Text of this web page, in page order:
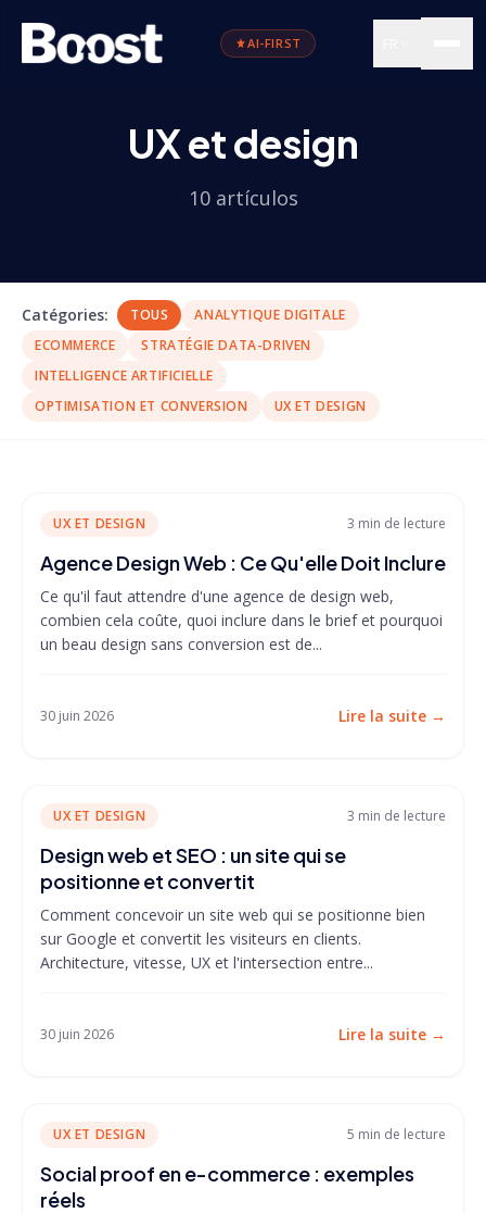
AI-FIRST
UX et design
10 artículos
Catégories: TOUS
ANALYTIQUE DIGITALE
ECOMMERCE
STRATÉGIE DATA-DRIVEN
INTELLIGENCE ARTIFICIELLE
OPTIMISATION ET CONVERSION
UX ET DESIGN
UX ET DESIGN 3 min de lecture
Agence Design Web : Ce Qu'elle Doit Inclure
Ce qu'il faut attendre d'une agence de design web,
combien cela coûte, quoi inclure dans le brief et pourquoi
un beau design sans conversion est de...
30 juin 2026 Lire la suite →
UX ET DESIGN 3 min de lecture
Design web et SEO : un site qui se
positionne et convertit
Comment concevoir un site web qui se positionne bien
sur Google et convertit les visiteurs en clients.
Architecture, vitesse, UX et l'intersection entre...
30 juin 2026 Lire la suite →
UX ET DESIGN 5 min de lecture
Social proof en e-commerce : exemples
réels